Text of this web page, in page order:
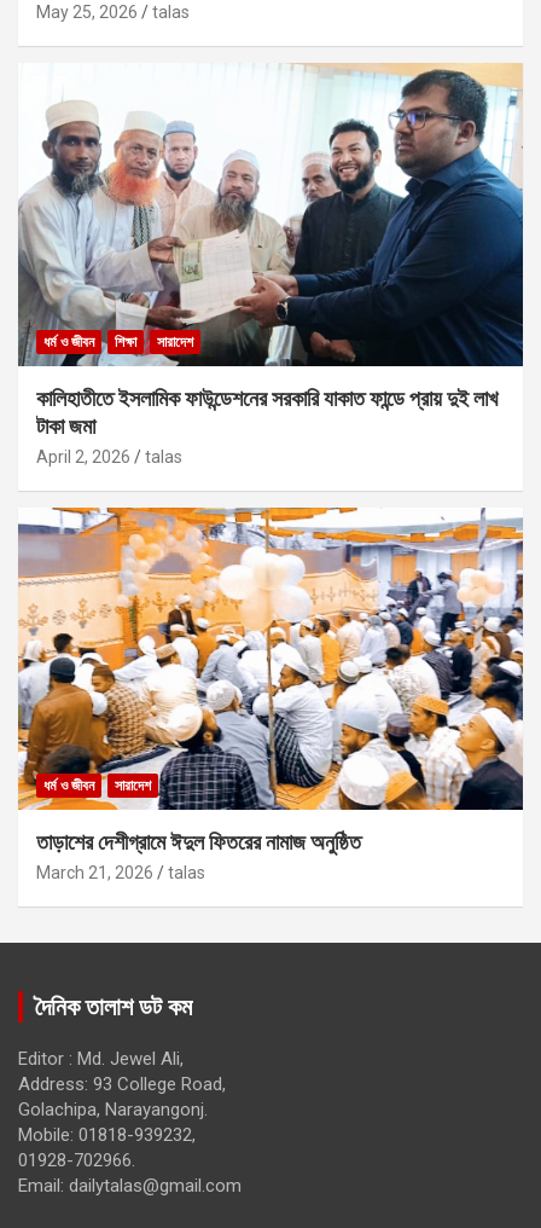
May 25, 2026 talas
ধর্ম ও জীবন শিক্ষা সারাদেশ
কালিহাতীতে ইসলামিক ফাউন্ডেশনের সরকারি যাকাত ফান্ডে প্রায় দুই লাখ
টাকা জমা
April 2, 2026 talas
ধর্ম ও জীবন সারাদেশ
তাড়াশের দেশীগ্রামে ঈদুল ফিতরের নামাজ অনুষ্ঠিত
March 21, 2026 talas
দৈনিক তালাশ ডট কম
Editor : Md. Jewel Ali,
Address: 93 College Road,
Golachipa, Narayangonj.
Mobile: 01818-939232,
01928-702966.
Email: dailytalas@gmail.com